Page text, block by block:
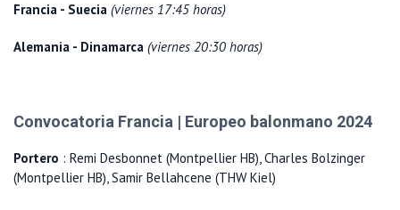
Francia - Suecia (viernes 17:45 horas)
Alemania - Dinamarca (viernes 20:30 horas)
Convocatoria Francia | Europeo balonmano 2024
Portero : Remi Desbonnet (Montpellier HB), Charles Bolzinger
(Montpellier HB), Samir Bellahcene (THW Kiel)